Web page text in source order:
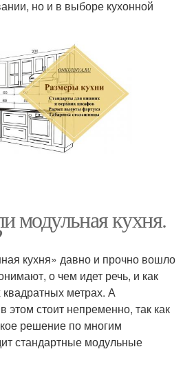
но и в выборе кухонной
модульная кухня.
кухня» давно и прочно вошло
о чем идет речь, и как
квадратных метрах. А
этом стоит непременно, так как
решение по многим
стандартные модульные